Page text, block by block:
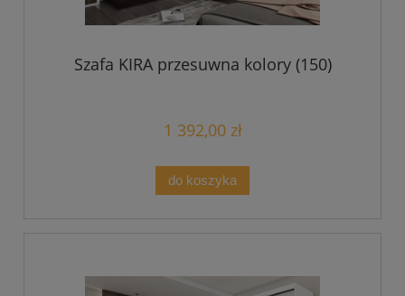
Szafa KIRA przesuwna kolory (150)
1 392,00 zł
do koszyka